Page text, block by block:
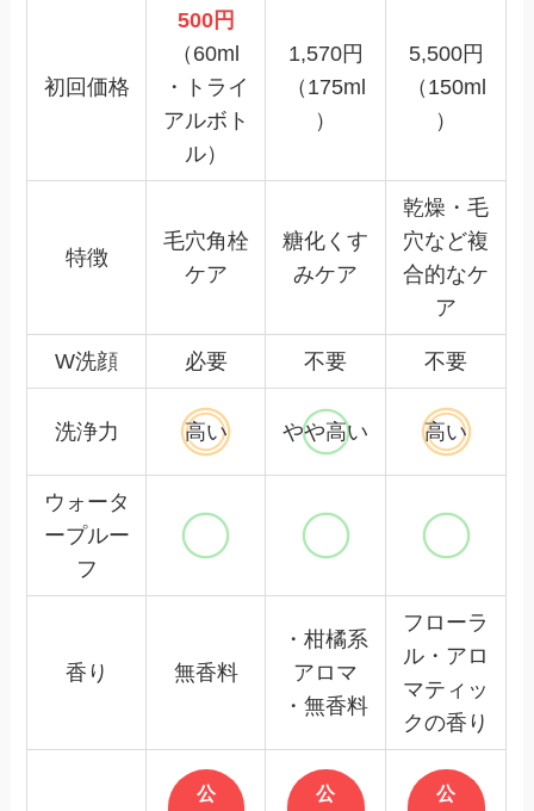
初回価格
500円
（60ml
・トライ
アルボト
ル）
1,570円
（175ml
）
5,500円
（150ml
）
特徴
毛穴角栓
ケア
糖化くす
みケア
乾燥・毛
穴など複
合的なケ
ア
W洗顔 必要 不要 不要
洗浄力 高い やや高い 高い
ウォータ
ープルー
フ
香り 無香料
・柑橘系
アロマ
・無香料
フローラ
ル・アロ
マティッ
クの香り
公 公 公